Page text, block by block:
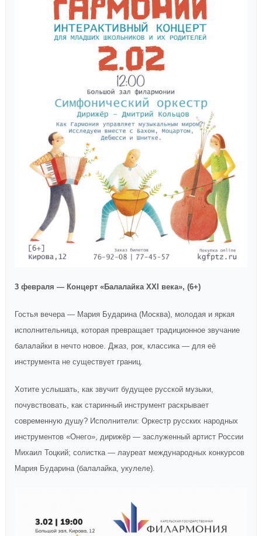
3 февраля — Концерт «Балалайка XXI века», (6+)
Гостья вечера — Мария Бударина (Москва), молодая и яркая
исполнительница, которая превращает традиционное звучание
балалайки в нечто новое. Джаз, рок, классика — для её
инструмента не существует границ.
Хотите услышать, как звучит будущее русской музыки,
почувствовать, как старинный инструмент раскрывает
современную душу? Исполнители: Оркестр русских народных
инструментов «Онего», дирижёр — заслуженный артист России
Михаил Тоцкий; солистка — лауреат международных конкурсов
Мария Бударина (балалайка, укулеле).